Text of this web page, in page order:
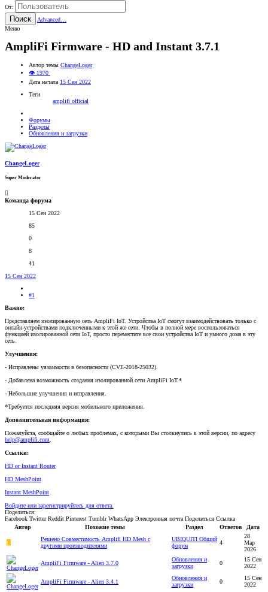
От:
Поиск
Advanced…
Меню
AmpliFi Firmware - HD and Instant 3.7.1
Автор темы ChangeLoger
👁 1970
Дата начала 15 Сен 2022
Теги
amplifi official
Форумы
Разделы
Обновления и загрузки
ChangeLoger
Super Moderator
Команда форума
15 Сен 2022
85
0
8
41
15 Сен 2022
#1
Важно:
Представляем изолированную сеть AmpliFi IoT. Устройства IoT смогут взаимодействовать только с
онлайн-устройствами подключенными к этой же сети. Чтобы в полной мере воспользоваться
функцией изолированной сети IoT, просто переместите все свои устройства IoT и умного дома в эту
сеть.
Улучшения:
- Исправлены уязвимости в безопасности (CVE-2018-25032).
- Добавлена возможность создания изолированной сети AmpliFi IoT.*
- Небольшие улучшения и исправления.
*Требуется последняя версия мобильного приложения.
Дополнительная информация:
Пожалуйста, сообщайте о любых проблемах, с которыми Вы столкнулись в этой версии, по адресу
help@amplifi.com
Ссылки:
HD or Instant Router
HD MeshPoint
Instant MeshPoint
Войдите или зарегистрируйтесь для ответа.
Поделиться:
Facebook Twitter Reddit Pinterest Tumblr WhatsApp Электронная почта Поделиться Ссылка
Автор
Похожие темы Раздел Ответов Дата
D
Решено Совместимость Amplifi HD Mesh c
другими производителями
UBIQUITI Общий
форум
4
28
Мар
2026
AmpliFi Firmware - Alien 3.7.0
Обновления и
загрузки
0
15 Сен
2022
AmpliFi Firmware - Alien 3.4.1
Обновления и
загрузки
0
15 Сен
2022